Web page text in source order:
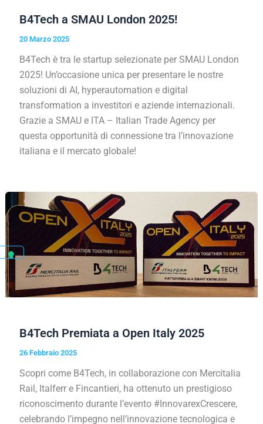
B4Tech a SMAU London 2025!
20 Marzo 2025
B4Tech è tra le startup selezionate per SMAU London
2025! Un’occasione unica per presentare le nostre
soluzioni di AI, hyperautomation e digital
transformation a investitori e aziende internazionali.
Grazie a SMAU e ITA – Italian Trade Agency per
questa opportunità di connessione tra l’innovazione
italiana e il mercato globale!
B4Tech Premiata a Open Italy 2025
26 Febbraio 2025
Scopri come B4Tech, in collaborazione con Mercitalia
Rail, Italferr e Fincantieri, ha ottenuto un prestigioso
riconoscimento durante l’evento #InnovarexCrescere,
celebrando l’impegno nell’innovazione tecnologica e